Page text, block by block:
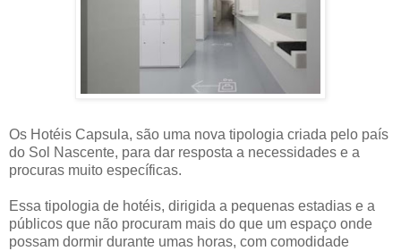
Os Hotéis Capsula, são uma nova tipologia criada pelo país
do Sol Nascente, para dar resposta a necessidades e a
procuras muito específicas.
Essa tipologia de hotéis, dirigida a pequenas estadias e a
públicos que não procuram mais do que um espaço onde
possam dormir durante umas horas, com comodidade